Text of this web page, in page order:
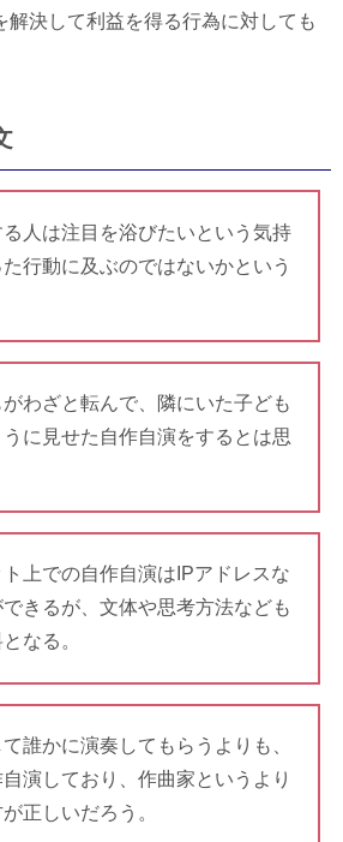
解決して利益を得る行為に対しても
人は注目を浴びたいという気持
行動に及ぶのではないかという
わざと転んで、隣にいた子ども
に見せた自作自演をするとは思
上での自作自演はIPアドレスな
きるが、文体や思考方法なども
なる。
誰かに演奏してもらうよりも、
演しており、作曲家というより
正しいだろう。